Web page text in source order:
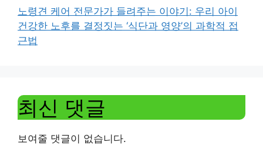
노령견 케어 전문가가 들려주는 이야기: 우리 아이
건강한 노후를 결정짓는 ‘식단과 영양’의 과학적 접
근법
최신 댓글
보여줄 댓글이 없습니다.